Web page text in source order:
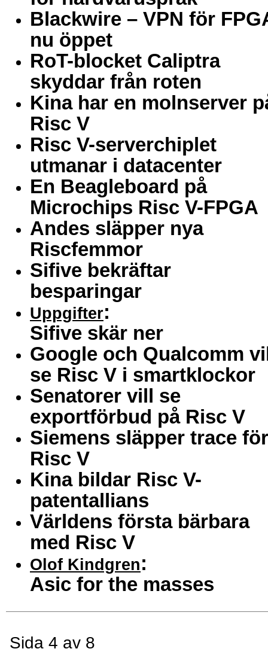
Blackwire – VPN för
nu öppet
RoT-blocket Caliptra
skyddar från roten
Kina har en molnserver
Risc V
Risc V-serverchiplet
utmanar i datacenter
En Beagleboard på
Microchips Risc V-FPGA
Andes släpper nya
Riscfemmor
Sifive bekräftar
besparingar
Uppgifter:
Sifive skär ner
Google och Qualcomm
se Risc V i smartklockor
Senatorer vill se
exportförbud på Risc V
Siemens släpper trace för
Risc V
Kina bildar Risc V-
patentallians
Världens första bärbara
med Risc V
Olof Kindgren:
Asic for the masses
Sida 4 av 8